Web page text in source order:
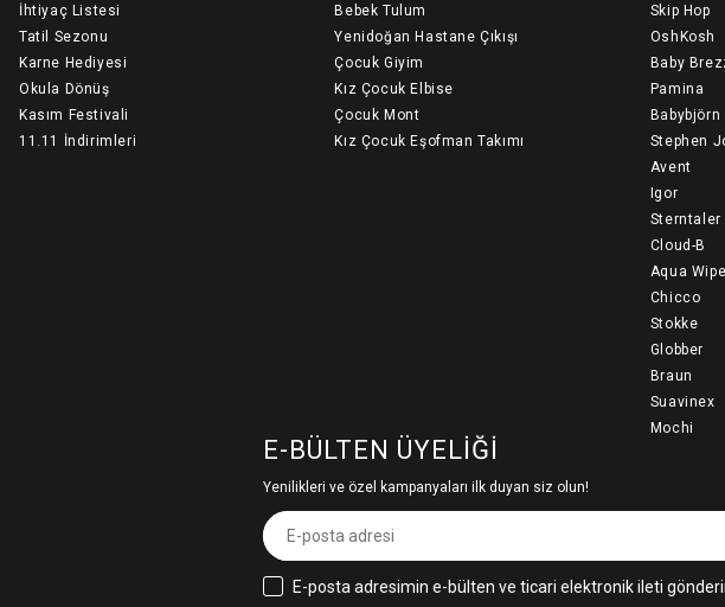
İhtiyaç Listesi
Tatil Sezonu
Karne Hediyesi
Okula Dönüş
Kasım Festivali
11.11 İndirimleri
Bebek Tulum
Yenidoğan Hastane Çıkışı
Çocuk Giyim
Kız Çocuk Elbise
Çocuk Mont
Kız Çocuk Eşofman Takımı
Skip Hop
OshKosh
Baby
Pamina
Babybjörn
Stephen
Avent
Igor
Sterntaler
Cloud-B
Aqua
Chicco
Stokke
Globber
Braun
Suavinex
Mochi
E-BÜLTEN ÜYELIĞI
Yenilikleri ve özel kampanyaları ilk duyan siz olun!
E-posta adresimin e-bülten ve ticari elektronik ileti